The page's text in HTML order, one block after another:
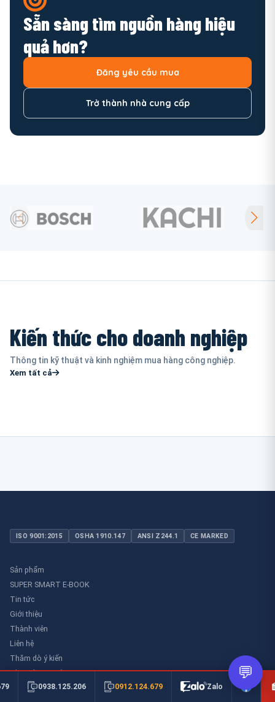
Sẵn sàng tìm nguồn hàng hiệu
quả hơn?
Đăng yêu cầu mua
Trở thành nhà cung cấp
Kiến thức cho doanh nghiệp
Thông tin kỹ thuật và kinh nghiệm mua hàng công nghiệp.
Xem tất cả
ISO 9001:2015 OSHA 1910.147 ANSI Z244.1 CE MARKED
Sản phẩm
SUPER SMART E-BOOK
Tin tức
Giới thiệu
Thành viên
Liên hệ
Thăm dò ý kiến
Thư viên an toàn
0938.125.206 0912.124.679 Zalo
💬